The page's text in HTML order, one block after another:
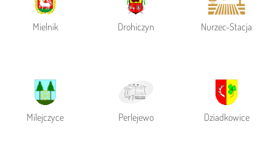
Mielnik Drohiczyn Nurzec-Stacja
Milejczyce Perlejewo Dziadkowice